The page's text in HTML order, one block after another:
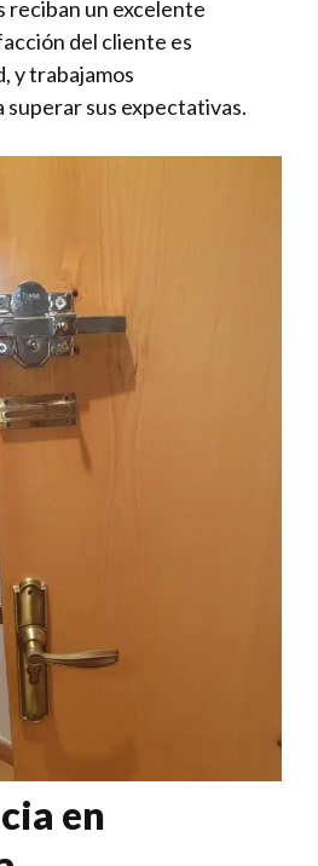
reciban un excelente
del cliente es
y trabajamos
superar sus expectativas.
en